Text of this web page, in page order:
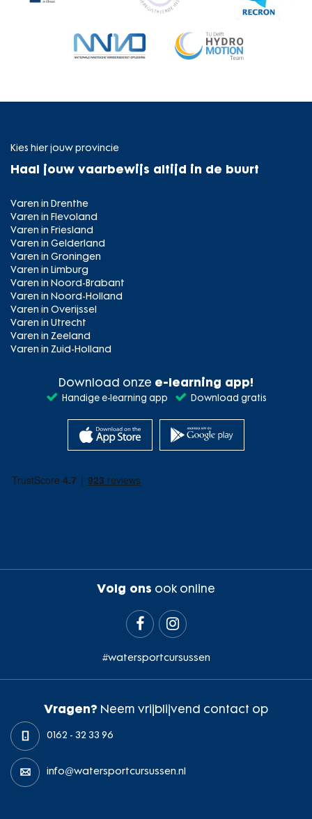
Kies hier jouw provincie
Haal jouw vaarbewijs altijd in de buurt
Varen in Drenthe
Varen in Flevoland
Varen in Friesland
Varen in Gelderland
Varen in Groningen
Varen in Limburg
Varen in Noord-Brabant
Varen in Noord-Holland
Varen in Overijssel
Varen in Utrecht
Varen in Zeeland
Varen in Zuid-Holland
Download onze e-learning app!
Handige e-learning app Download gratis
Volg ons ook online
 
#watersportcursussen
Vragen? Neem vrijblijvend contact op
0162 - 32 33 96
info@watersportcursussen.nl